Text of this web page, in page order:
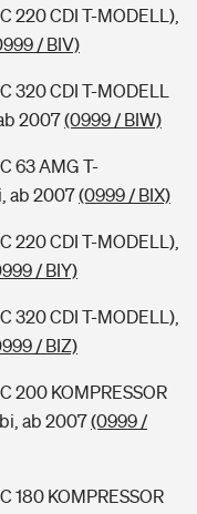
220 CDI T-MODELL),
/ BIV)
320 CDI T-MODELL
2007(0999 / BIW)
63 AMG T-
ab 2007(0999 / BIX)
220 CDI T-MODELL),
/ BIY)
320 CDI T-MODELL),
/ BIZ)
200 KOMPRESSOR
ab 2007(0999 /
180 KOMPRESSOR